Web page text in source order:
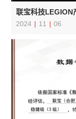
联宝科技LEGION
2024 11 06